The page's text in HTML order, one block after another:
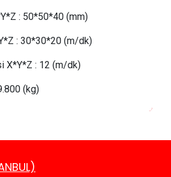
: 50*50*40 (mm)
: 30*30*20 (m/dk)
X*Y*Z : 12 (m/dk)
(kg)